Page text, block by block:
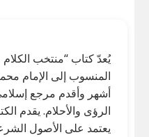
يُعدّ كتاب “منتخب
أشهر وأقدم مرجع
الرؤى والأحلام. يقدم
يعتمد على الأصول